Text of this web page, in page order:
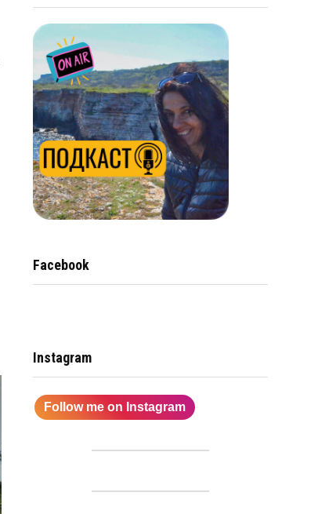
Facebook
Instagram
Follow me on Instagram